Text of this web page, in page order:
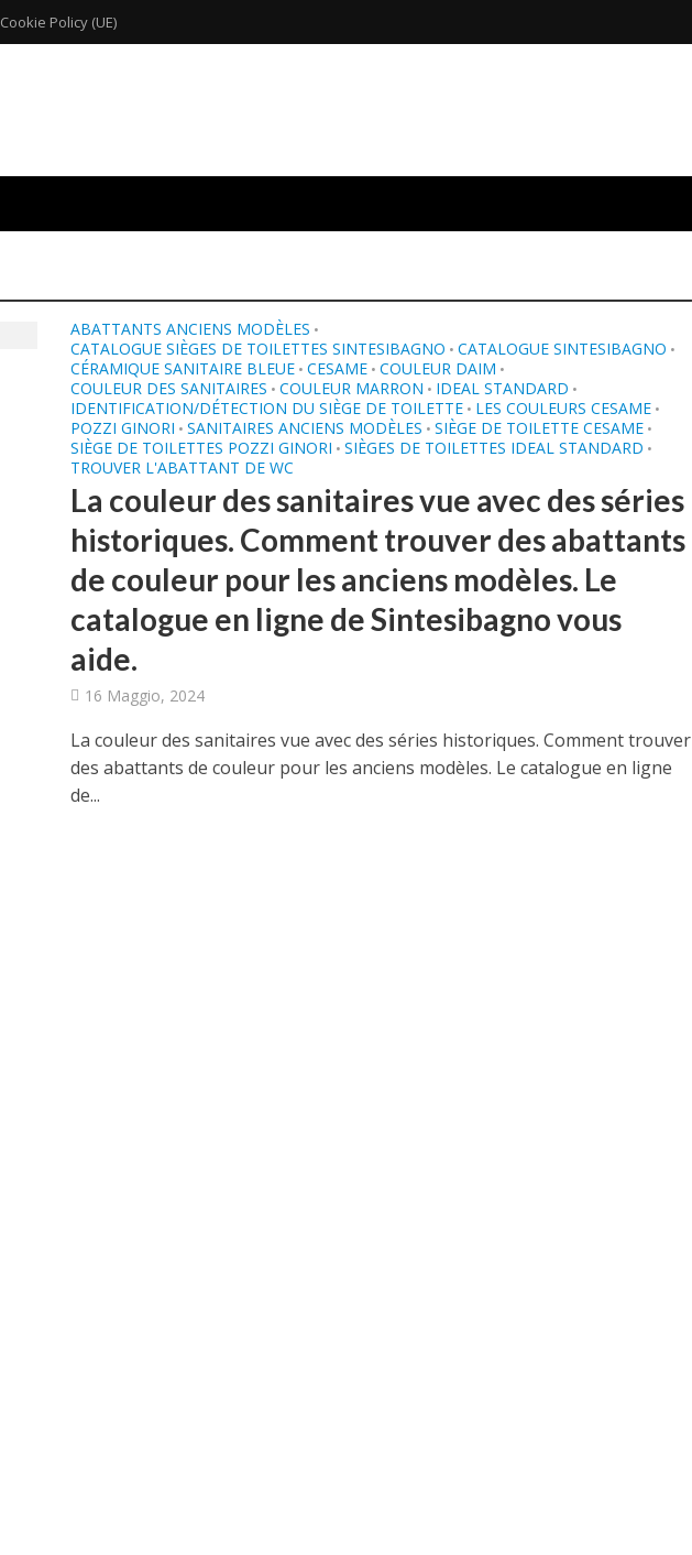
Cookie Policy (UE)
ABATTANTS ANCIENS MODÈLES •
CATALOGUE SIÈGES DE TOILETTES SINTESIBAGNO • CATALOGUE SINTESIBAGNO •
CÉRAMIQUE SANITAIRE BLEUE • CESAME • COULEUR DAIM •
COULEUR DES SANITAIRES • COULEUR MARRON • IDEAL STANDARD •
IDENTIFICATION/DÉTECTION DU SIÈGE DE TOILETTE • LES COULEURS CESAME •
POZZI GINORI • SANITAIRES ANCIENS MODÈLES • SIÈGE DE TOILETTE CESAME •
SIÈGE DE TOILETTES POZZI GINORI • SIÈGES DE TOILETTES IDEAL STANDARD •
TROUVER L'ABATTANT DE WC
La couleur des sanitaires vue avec des séries
historiques. Comment trouver des abattants
de couleur pour les anciens modèles. Le
catalogue en ligne de Sintesibagno vous
aide.
16 Maggio, 2024
La couleur des sanitaires vue avec des séries historiques. Comment trouver
des abattants de couleur pour les anciens modèles. Le catalogue en ligne
de...